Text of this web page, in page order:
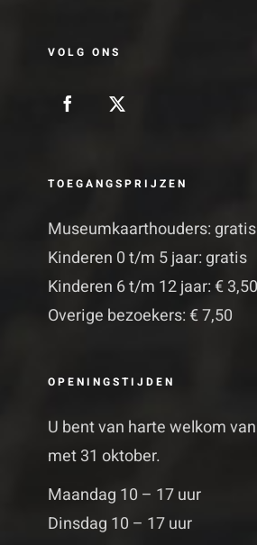
VOLG ONS
TOEGANGSPRIJZEN
Museumkaarthouders: gratis
Kinderen 0 t/m 5 jaar: gratis
Kinderen 6 t/m 12 jaar: € 3,50
Overige bezoekers: € 7,50
OPENINGSTIJDEN
U bent van harte welkom
met 31 oktober.
Maandag 10 – 17 uur
Dinsdag 10 – 17 uur